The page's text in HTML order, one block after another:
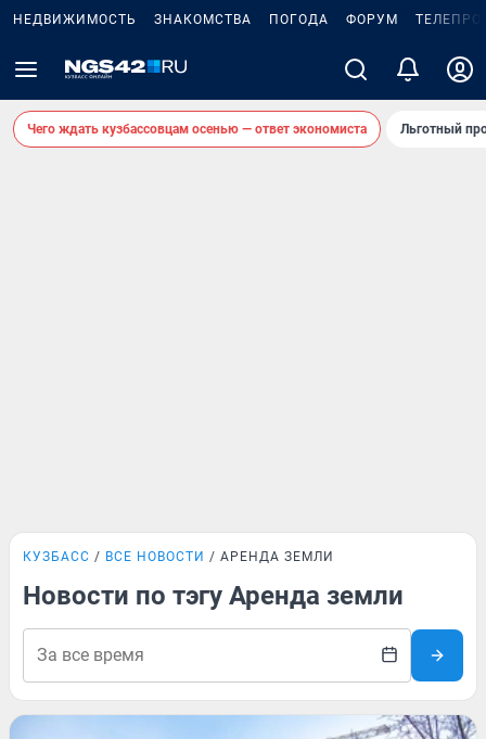
НЕДВИЖИМОСТЬ ЗНАКОМСТВА ПОГОДА ФОРУМ
Чего ждать кузбассовцам осенью — ответ экономиста Льготный
КУЗБАСС ВСЕ НОВОСТИ АРЕНДА ЗЕМЛИ
Новости по тэгу Аренда земли